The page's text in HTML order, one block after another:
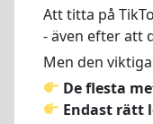
Att titta på
- även efter att
Men den
De flesta
Endast rätt